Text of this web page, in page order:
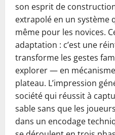
son esprit de
extrapolé en un système
même pour les novices.
adaptation : c’est une
transforme les gestes
explorer — en
plateau. L’impression
société qui réussit à
sable sans que les
dans un encodage